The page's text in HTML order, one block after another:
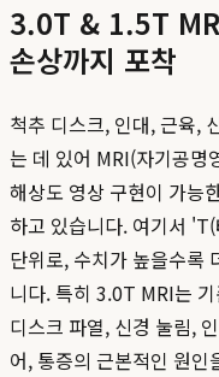
3.0T & 1.5T
손상까지 포착
척추 디스크, 인대, 근육,
는 데 있어 MRI(자기공명
해상도 영상 구현이 가능
하고 있습니다. 여기서
단위로, 수치가 높을수록
니다. 특히 3.0T MRI는
디스크 파열, 신경 눌림,
어, 통증의 근본적인 원인